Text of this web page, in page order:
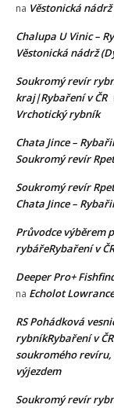
na Věstonická
Chalupa U Vinic –
Věstonická nádrž
Soukromý revír
kraj|Rybaření v ČR
Vrchotický rybník
Chata Jince –
Soukromý revír
Soukromý revír
Chata Jince –
Průvodce výběrem
rybářeRybaření v ČR
Deeper Pro+
na Echolot
RS Pohádková
rybníkRybaření v ČR
soukromého
výjezdem
Soukromý revír